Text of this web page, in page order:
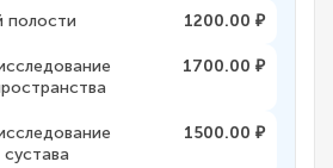
полости 1200.00 ₽
1700.00 ₽
1500.00 ₽